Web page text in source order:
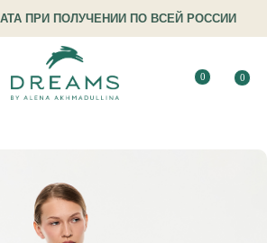
ПРИ ПОЛУЧЕНИИ ПО ВСЕЙ РОССИИ
0 0